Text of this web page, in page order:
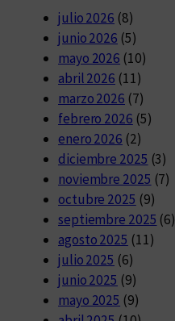
julio 2026 (8)
junio 2026 (5)
mayo 2026 (10)
abril 2026 (11)
marzo 2026 (7)
febrero 2026 (5)
enero 2026 (2)
diciembre 2025 (3)
noviembre 2025 (7)
octubre 2025 (9)
septiembre 2025 (6)
agosto 2025 (11)
julio 2025 (6)
junio 2025 (9)
mayo 2025 (9)